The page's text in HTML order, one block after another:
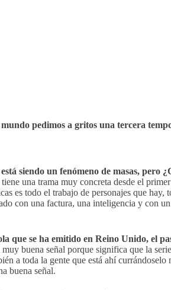
pedimos a gritos una tercera
siendo un fenómeno de masas, pero
una trama muy concreta desde el
es todo el trabajo de personajes que
con una factura, una inteligencia y con
que se ha emitido en Reino Unido, el
buena señal porque significa que la
a toda la gente que está ahí
buena señal.